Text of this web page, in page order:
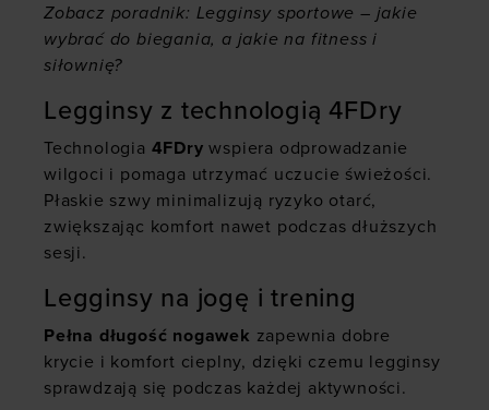
Zobacz poradnik: Legginsy sportowe – jakie
wybrać do biegania, a jakie na fitness i
siłownię?
Legginsy z technologią 4FDry
Technologia 4FDry wspiera odprowadzanie
wilgoci i pomaga utrzymać uczucie świeżości.
Płaskie szwy minimalizują ryzyko otarć,
zwiększając komfort nawet podczas dłuższych
sesji.
Legginsy na jogę i trening
Pełna długość nogawek zapewnia dobre
krycie i komfort cieplny, dzięki czemu legginsy
sprawdzają się podczas każdej aktywności.